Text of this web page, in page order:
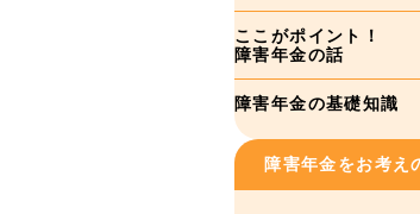
ここがポイント！
障害年金の話
障害年金の基礎知識
障害年金をお考え